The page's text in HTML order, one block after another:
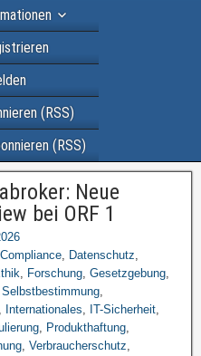
(RSS)
(RSS)
Neue
bei ORF 1
Compliance, Datenschutz,
, Forschung, Gesetzgebung,
Selbstbestimmung,
, Internationales, IT-Sicherheit,
, Produkthaftung,
, Verbraucherschutz,